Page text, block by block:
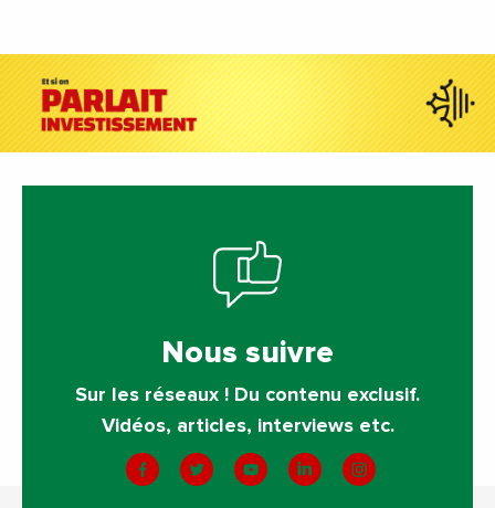
Nous suivre
Sur les réseaux ! Du contenu exclusif.
Vidéos, articles, interviews etc.